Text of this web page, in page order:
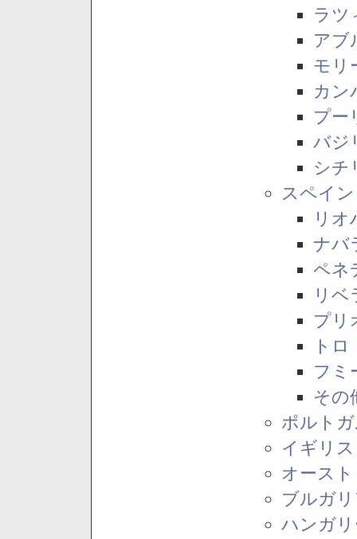
ラツ
アブ
モリ
カン
プー
バジ
シチ
スペイン
リオ
ナバ
ペネ
リベ
プリ
トロ
フミ
その
ポルト
イギリス
オース
ブルガ
ハンガ